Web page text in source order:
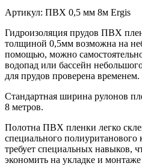
Артикул: ПВХ 0,5 мм 8м Ergis
Гидроизоляция прудов ПВХ
толщиной 0,5мм возможна на
помощью, можно
водопад или бассейн
для прудов проверена временем.
Стандартная ширина рулонов
8 метров.
Полотна ПВХ пленки легко
специального полиуританового
требует специальных навыков,
экономить на укладке и